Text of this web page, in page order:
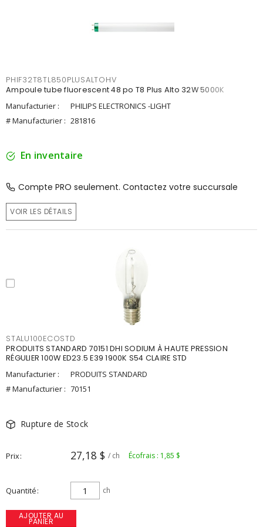
PHIF32T8TL850PLUSALTOHV
Ampoule tube fluorescent 48 po T8 Plus Alto 32W 5000K
Manufacturier :
PHILIPS ELECTRONICS -LIGHT
# Manufacturier : 281816
En inventaire
Compte PRO seulement. Contactez votre succursale
VOIR LES DÉTAILS
STALU100ECOSTD
PRODUITS STANDARD 70151 DHI SODIUM À HAUTE PRESSION
RÉGULIER 100W ED23.5 E39 1900K S54 CLAIRE STD
Manufacturier :
PRODUITS STANDARD
# Manufacturier : 70151
Rupture de Stock
Prix 27,18 $ / ch Écofrais : 1,85 $
Quantité ch
AJOUTER AU
PANIER